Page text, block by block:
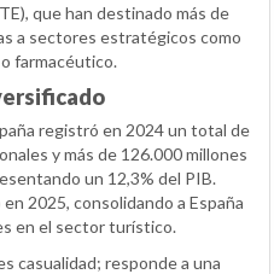
que han destinado más de
a sectores estratégicos como
farmacéutico.
registró en 2024 un total de
y más de 126.000 millones
un 12,3% del PIB.
2025, consolidando a España
en el sector turístico.
casualidad; responde a una